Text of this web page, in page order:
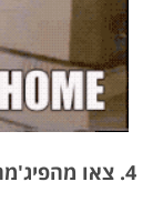
4. צאו מהפיג'מה – לעבוד נכון גם מהבית